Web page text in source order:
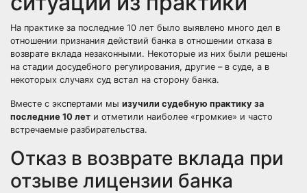
На практике за последние 10 лет было выявлено много дел в
отношении признания действий банка в отношении отказа в
возврате вклада незаконными. Некоторые из них были решены
на стадии досудебного регулирования, другие – в суде, а в
некоторых случаях суд встал на сторону банка.
Вместе с экспертами мы изучили судебную практику за
последние 10 лет и отметили наиболее «громкие» и часто
встречаемые разбирательства.
Отказ в возврате вклада при
отзыве лицензии банка